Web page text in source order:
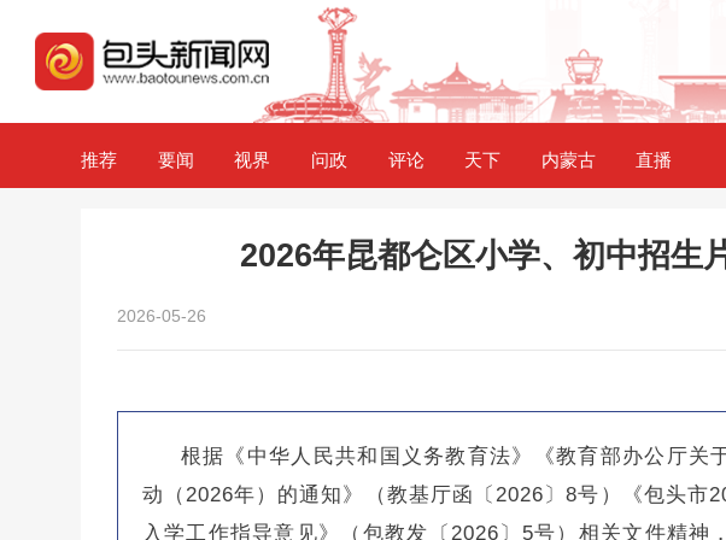
推荐 要闻 视界 问政 评论 天下 内蒙古 直播
2026年昆都仑区小学、初中招生
2026-05-26
根据《中华人民共和国义务教育法》《教育部办公厅关
动（2026年）的通知》（教基厅函〔2026〕8号）《包头市
入学工作指导意见》（包教发〔2026〕5号）相关文件精神